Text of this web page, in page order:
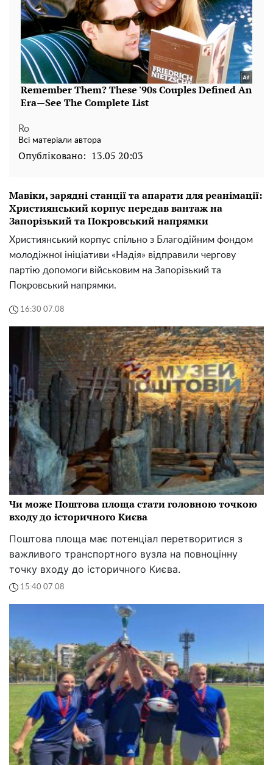
Ro
Всі матеріали автора
Опубліковано: 13.05 20:03
Мавіки, зарядні станції та апарати для реанімації:
Християнський корпус передав вантаж на
Запорізький та Покровський напрямки
Християнський корпус спільно з Благодійним фондом
молодіжної ініціативи «Надія» відправили чергову
партію допомоги військовим на Запорізький та
Покровський напрямки.
16:30 07.08
Чи може Поштова площа стати головною точкою
входу до історичного Києва
Поштова площа має потенціал перетворитися з
важливого транспортного вузла на повноцінну
точку входу до історичного Києва.
15:40 07.08